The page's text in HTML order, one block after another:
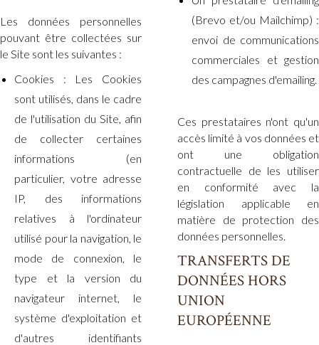
Les données personnelles
pouvant être collectées sur
le Site sont les suivantes :
Cookies : Les Cookies
sont utilisés, dans le cadre
de l'utilisation du Site, afin
de collecter certaines
informations (en
particulier, votre adresse
IP, des informations
relatives à l'ordinateur
utilisé pour la navigation, le
mode de connexion, le
type et la version du
navigateur internet, le
système d'exploitation et
d'autres identifiants
(Brevo et/ou Mailchimp) :
envoi de communications
commerciales et gestion
des campagnes d'emailing.
Ces prestataires n'ont qu'un
accès limité à vos données et
ont une obligation
contractuelle de les utiliser
en conformité avec la
législation applicable en
matière de protection des
données personnelles.
TRANSFERTS DE
DONNÉES HORS
UNION
EUROPÉENNE